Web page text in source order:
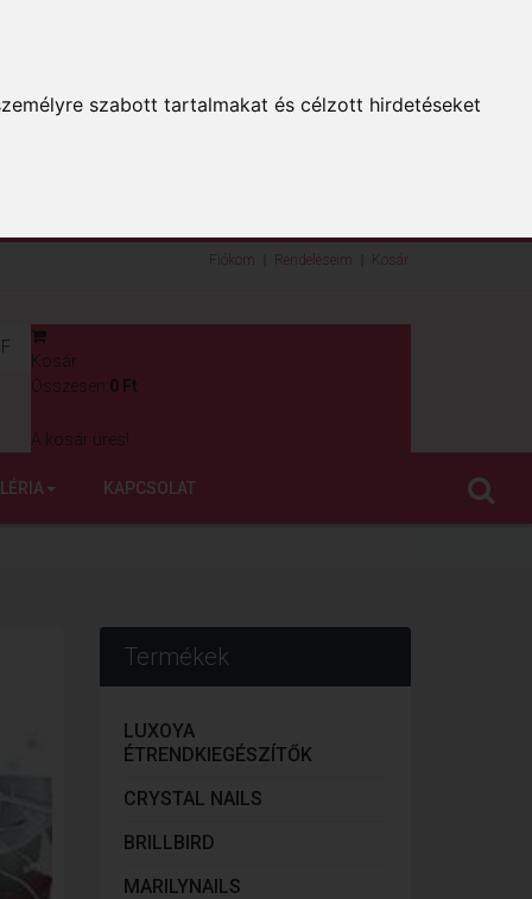
szabott tartalmakat és célzott hirdetéseket
Fiókom Rendeléseim Kosár
Kosár
Összesen: 0 Ft
A kosár üres!
KAPCSOLAT
Termékek
LUXOYA
ÉTRENDKIEGÉSZÍTŐK
CRYSTAL NAILS
BRILLBIRD
MARILYNAILS